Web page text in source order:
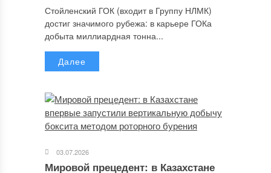
Стойленский ГОК (входит в Группу НЛМК)
достиг значимого рубежа: в карьере ГОКа
добыта миллиардная тонна...
Далее
03.07.2026
Мировой прецедент: в Казахстане